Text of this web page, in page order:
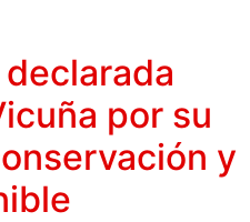
por su
y